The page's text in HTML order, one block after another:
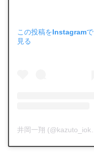
この投稿をInstagramで
見る